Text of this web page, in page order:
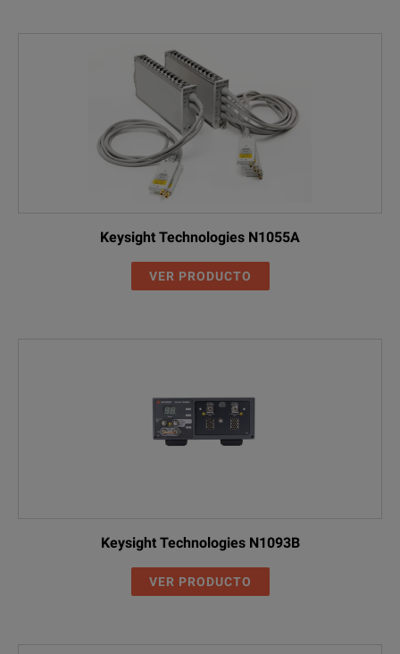
Keysight Technologies N1055A
VER PRODUCTO
Keysight Technologies N1093B
VER PRODUCTO